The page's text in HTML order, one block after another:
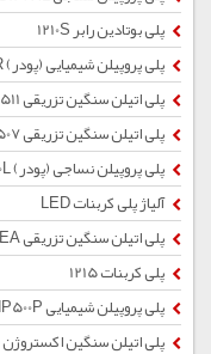
پلی بوتادین رابر 1210S
پلی پروپیلن شیمیایی (پودر) EPD60R
پلی اتیلن سنگین تزریقی 60511
پلی اتیلن سنگین تزریقی 60507
پلی پروپیلن نساجی (پودر) HP510L
آلیاژ پلی کربنات LED
پلی اتیلن سنگین تزریقی 5030EA
پلی کربنات 1215
پلی پروپیلن شیمیایی HP500P
پلی اتیلن سنگین اکستروژن EX3-G